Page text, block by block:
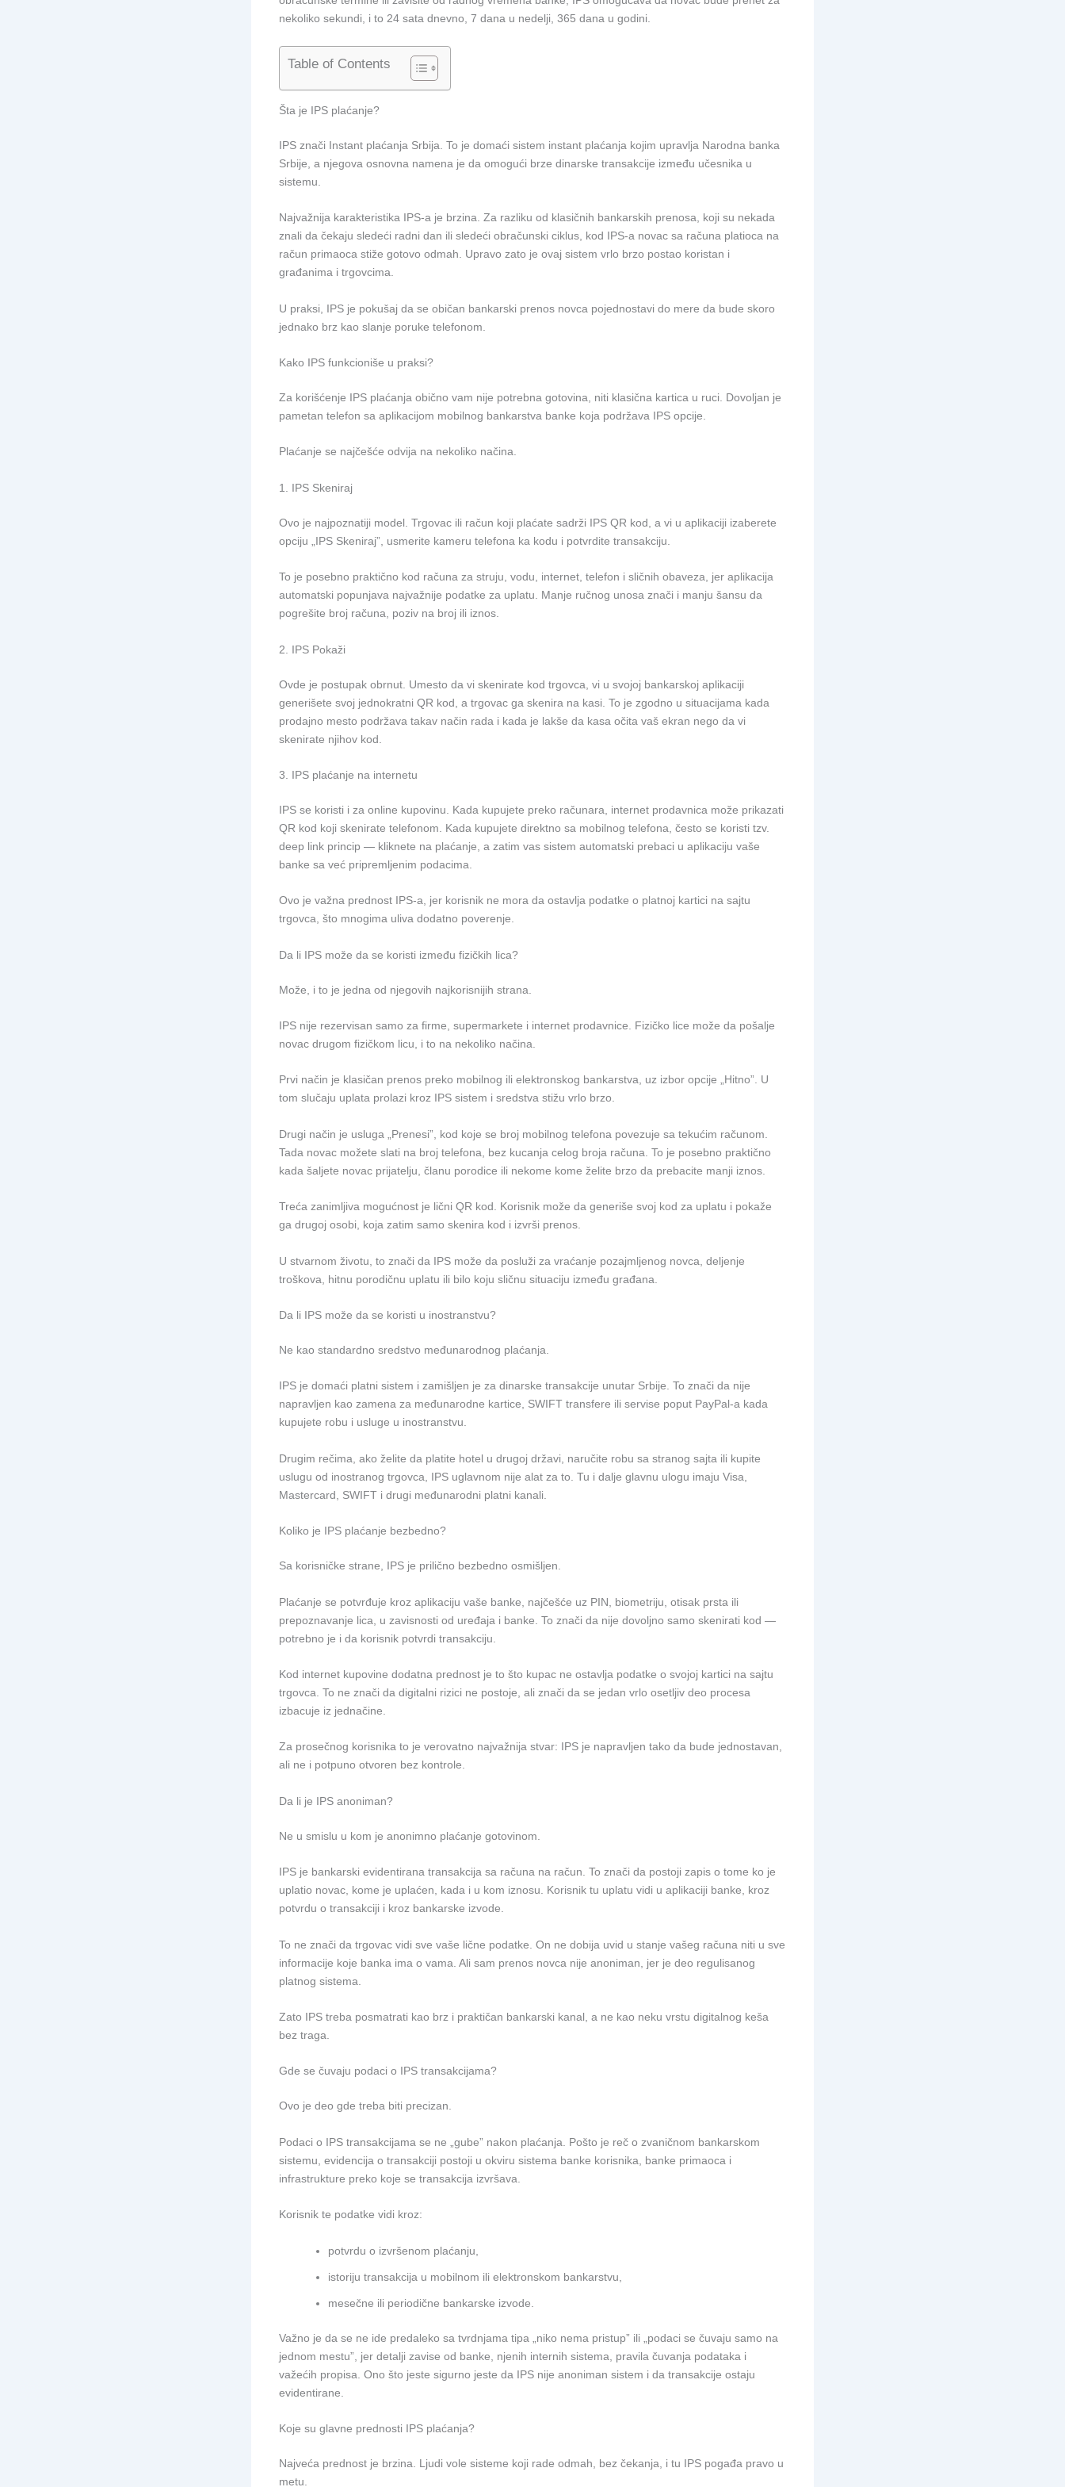
nekoliko sekundi, i to 24 sata dnevno, 7 dana u nedelji, 365 dana u godini.
Table of Contents
Šta je IPS plaćanje?
IPS znači Instant plaćanja Srbija. To je domaći sistem instant plaćanja kojim upravlja Narodna banka
Srbije, a njegova osnovna namena je da omogući brze dinarske transakcije između učesnika u
sistemu.
Najvažnija karakteristika IPS-a je brzina. Za razliku od klasičnih bankarskih prenosa, koji su nekada
znali da čekaju sledeći radni dan ili sledeći obračunski ciklus, kod IPS-a novac sa računa platioca na
račun primaoca stiže gotovo odmah. Upravo zato je ovaj sistem vrlo brzo postao koristan i
građanima i trgovcima.
U praksi, IPS je pokušaj da se običan bankarski prenos novca pojednostavi do mere da bude skoro
jednako brz kao slanje poruke telefonom.
Kako IPS funkcioniše u praksi?
Za korišćenje IPS plaćanja obično vam nije potrebna gotovina, niti klasična kartica u ruci. Dovoljan je
pametan telefon sa aplikacijom mobilnog bankarstva banke koja podržava IPS opcije.
Plaćanje se najčešće odvija na nekoliko načina.
1. IPS Skeniraj
Ovo je najpoznatiji model. Trgovac ili račun koji plaćate sadrži IPS QR kod, a vi u aplikaciji izaberete
opciju „IPS Skeniraj”, usmerite kameru telefona ka kodu i potvrdite transakciju.
To je posebno praktično kod računa za struju, vodu, internet, telefon i sličnih obaveza, jer aplikacija
automatski popunjava najvažnije podatke za uplatu. Manje ručnog unosa znači i manju šansu da
pogrešite broj računa, poziv na broj ili iznos.
2. IPS Pokaži
Ovde je postupak obrnut. Umesto da vi skenirate kod trgovca, vi u svojoj bankarskoj aplikaciji
generišete svoj jednokratni QR kod, a trgovac ga skenira na kasi. To je zgodno u situacijama kada
prodajno mesto podržava takav način rada i kada je lakše da kasa očita vaš ekran nego da vi
skenirate njihov kod.
3. IPS plaćanje na internetu
IPS se koristi i za online kupovinu. Kada kupujete preko računara, internet prodavnica može prikazati
QR kod koji skenirate telefonom. Kada kupujete direktno sa mobilnog telefona, često se koristi tzv.
deep link princip — kliknete na plaćanje, a zatim vas sistem automatski prebaci u aplikaciju vaše
banke sa već pripremljenim podacima.
Ovo je važna prednost IPS-a, jer korisnik ne mora da ostavlja podatke o platnoj kartici na sajtu
trgovca, što mnogima uliva dodatno poverenje.
Da li IPS može da se koristi između fizičkih lica?
Može, i to je jedna od njegovih najkorisnijih strana.
IPS nije rezervisan samo za firme, supermarkete i internet prodavnice. Fizičko lice može da pošalje
novac drugom fizičkom licu, i to na nekoliko načina.
Prvi način je klasičan prenos preko mobilnog ili elektronskog bankarstva, uz izbor opcije „Hitno”. U
tom slučaju uplata prolazi kroz IPS sistem i sredstva stižu vrlo brzo.
Drugi način je usluga „Prenesi”, kod koje se broj mobilnog telefona povezuje sa tekućim računom.
Tada novac možete slati na broj telefona, bez kucanja celog broja računa. To je posebno praktično
kada šaljete novac prijatelju, članu porodice ili nekome kome želite brzo da prebacite manji iznos.
Treća zanimljiva mogućnost je lični QR kod. Korisnik može da generiše svoj kod za uplatu i pokaže
ga drugoj osobi, koja zatim samo skenira kod i izvrši prenos.
U stvarnom životu, to znači da IPS može da posluži za vraćanje pozajmljenog novca, deljenje
troškova, hitnu porodičnu uplatu ili bilo koju sličnu situaciju između građana.
Da li IPS može da se koristi u inostranstvu?
Ne kao standardno sredstvo međunarodnog plaćanja.
IPS je domaći platni sistem i zamišljen je za dinarske transakcije unutar Srbije. To znači da nije
napravljen kao zamena za međunarodne kartice, SWIFT transfere ili servise poput PayPal-a kada
kupujete robu i usluge u inostranstvu.
Drugim rečima, ako želite da platite hotel u drugoj državi, naručite robu sa stranog sajta ili kupite
uslugu od inostranog trgovca, IPS uglavnom nije alat za to. Tu i dalje glavnu ulogu imaju Visa,
Mastercard, SWIFT i drugi međunarodni platni kanali.
Koliko je IPS plaćanje bezbedno?
Sa korisničke strane, IPS je prilično bezbedno osmišljen.
Plaćanje se potvrđuje kroz aplikaciju vaše banke, najčešće uz PIN, biometriju, otisak prsta ili
prepoznavanje lica, u zavisnosti od uređaja i banke. To znači da nije dovoljno samo skenirati kod —
potrebno je i da korisnik potvrdi transakciju.
Kod internet kupovine dodatna prednost je to što kupac ne ostavlja podatke o svojoj kartici na sajtu
trgovca. To ne znači da digitalni rizici ne postoje, ali znači da se jedan vrlo osetljiv deo procesa
izbacuje iz jednačine.
Za prosečnog korisnika to je verovatno najvažnija stvar: IPS je napravljen tako da bude jednostavan,
ali ne i potpuno otvoren bez kontrole.
Da li je IPS anoniman?
Ne u smislu u kom je anonimno plaćanje gotovinom.
IPS je bankarski evidentirana transakcija sa računa na račun. To znači da postoji zapis o tome ko je
uplatio novac, kome je uplaćen, kada i u kom iznosu. Korisnik tu uplatu vidi u aplikaciji banke, kroz
potvrdu o transakciji i kroz bankarske izvode.
To ne znači da trgovac vidi sve vaše lične podatke. On ne dobija uvid u stanje vašeg računa niti u sve
informacije koje banka ima o vama. Ali sam prenos novca nije anoniman, jer je deo regulisanog
platnog sistema.
Zato IPS treba posmatrati kao brz i praktičan bankarski kanal, a ne kao neku vrstu digitalnog keša
bez traga.
Gde se čuvaju podaci o IPS transakcijama?
Ovo je deo gde treba biti precizan.
Podaci o IPS transakcijama se ne „gube” nakon plaćanja. Pošto je reč o zvaničnom bankarskom
sistemu, evidencija o transakciji postoji u okviru sistema banke korisnika, banke primaoca i
infrastrukture preko koje se transakcija izvršava.
Korisnik te podatke vidi kroz:
potvrdu o izvršenom plaćanju,
istoriju transakcija u mobilnom ili elektronskom bankarstvu,
mesečne ili periodične bankarske izvode.
Važno je da se ne ide predaleko sa tvrdnjama tipa „niko nema pristup” ili „podaci se čuvaju samo na
jednom mestu”, jer detalji zavise od banke, njenih internih sistema, pravila čuvanja podataka i
važećih propisa. Ono što jeste sigurno jeste da IPS nije anoniman sistem i da transakcije ostaju
evidentirane.
Koje su glavne prednosti IPS plaćanja?
Najveća prednost je brzina. Ljudi vole sisteme koji rade odmah, bez čekanja, i tu IPS pogađa pravo u
metu.